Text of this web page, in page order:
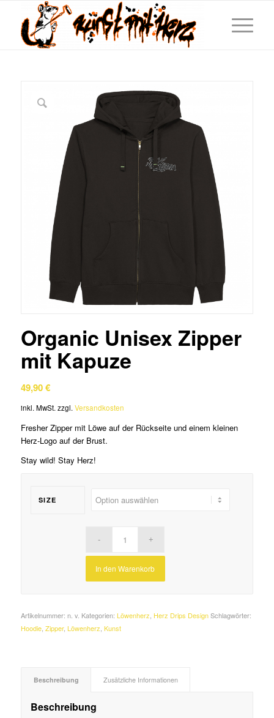
Organic Unisex Zipper
mit Kapuze
49,90€
inkl. MwSt. zzgl. Versandkosten
Fresher Zipper mit Löwe auf der Rückseite und einem kleinen
Herz-Logo auf der Brust.
Stay wild! Stay Herz!
SIZE
In den Warenkorb
Artikelnummer: n. v. Kategorien: Löwenherz Herz Drips Design Schlagwörter:
Hoodie, Zipper, Löwenherz Kunst
Beschreibung Zusätzliche Informationen
Beschreibung